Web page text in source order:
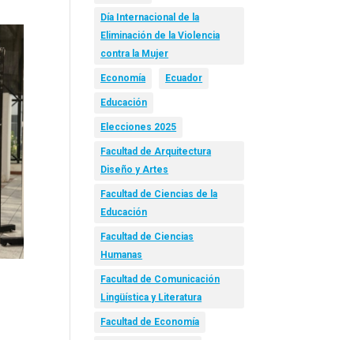
Día Internacional de la
Eliminación de la Violencia
contra la Mujer
Economía Ecuador
Educación
Elecciones 2025
Facultad de Arquitectura
Diseño y Artes
Facultad de Ciencias de la
Educación
Facultad de Ciencias
Humanas
Facultad de Comunicación
Lingüística y Literatura
Facultad de Economía